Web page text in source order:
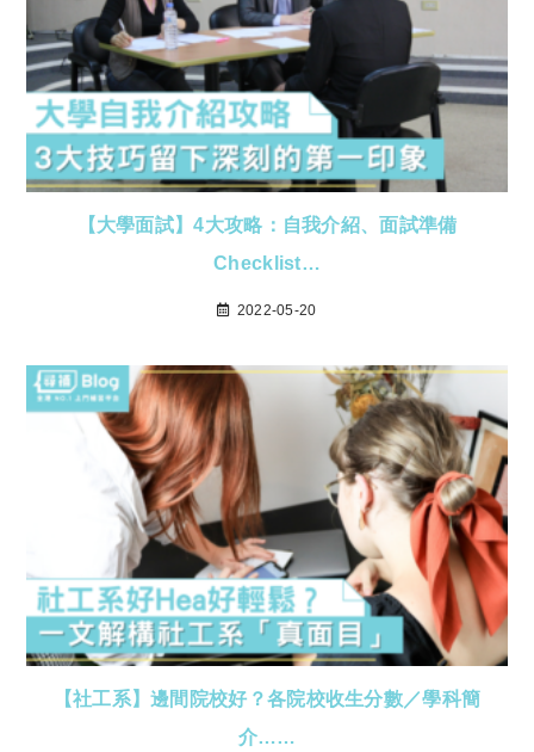
【大學面試】4大攻略：自我介紹、面試準備
Checklist…
2022-05-20
【社工系】邊間院校好？各院校收生分數／學科簡
介……